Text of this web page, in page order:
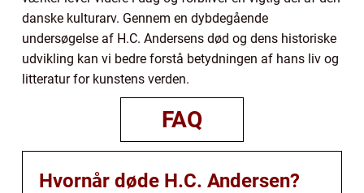
danske kulturarv. Gennem en dybdegående
undersøgelse af H.C. Andersens død og dens historiske
udvikling kan vi bedre forstå betydningen af hans liv og
litteratur for kunstens verden.
FAQ
Hvornår døde H.C. Andersen?